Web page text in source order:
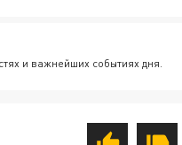
и важнейших событиях дня.